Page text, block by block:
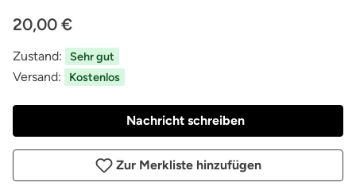
20,00 €
Zustand: Sehr gut
Versand: Kostenlos
Nachricht schreiben
Zur Merkliste hinzufügen